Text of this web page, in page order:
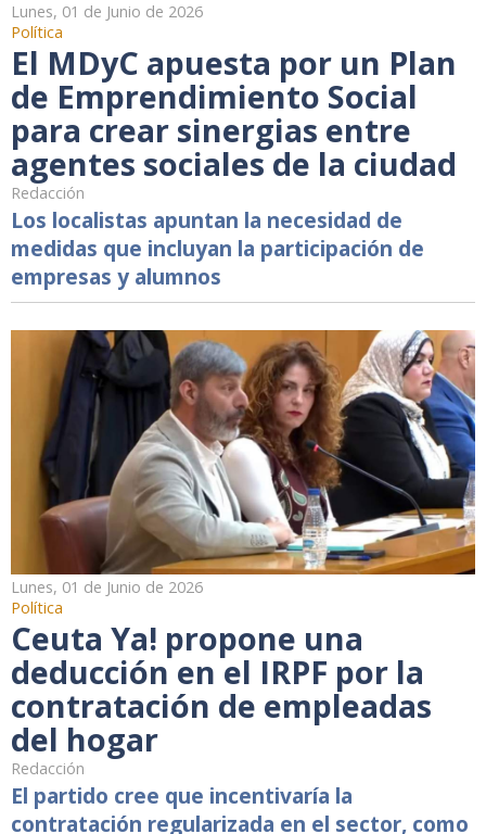
Lunes, 01 de Junio de 2026
Política
El MDyC apuesta por un Plan
de Emprendimiento Social
para crear sinergias entre
agentes sociales de la ciudad
Redacción
Los localistas apuntan la necesidad de
medidas que incluyan la participación de
empresas y alumnos
Lunes, 01 de Junio de 2026
Política
Ceuta Ya! propone una
deducción en el IRPF por la
contratación de empleadas
del hogar
Redacción
El partido cree que incentivaría la
contratación regularizada en el sector, como